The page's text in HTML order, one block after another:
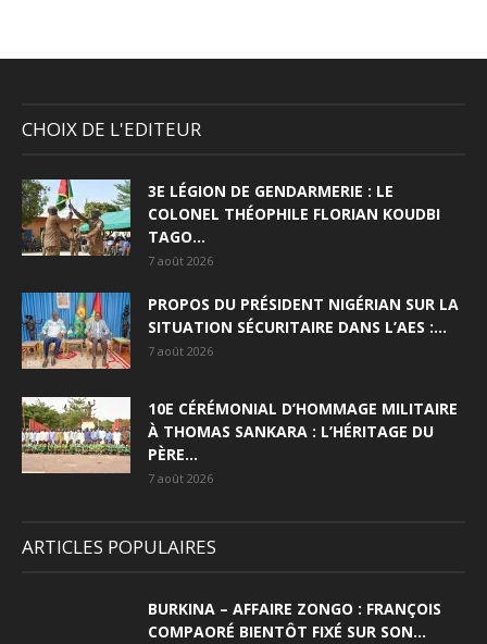
CHOIX DE L'EDITEUR
3E LÉGION DE GENDARMERIE : LE
COLONEL THÉOPHILE FLORIAN KOUDBI
TAGO...
7 août 2026
PROPOS DU PRÉSIDENT NIGÉRIAN SUR LA
SITUATION SÉCURITAIRE DANS L’AES :...
7 août 2026
10E CÉRÉMONIAL D’HOMMAGE MILITAIRE
À THOMAS SANKARA : L’HÉRITAGE DU
PÈRE...
7 août 2026
ARTICLES POPULAIRES
BURKINA – AFFAIRE ZONGO : FRANÇOIS
COMPAORÉ BIENTÔT FIXÉ SUR SON...